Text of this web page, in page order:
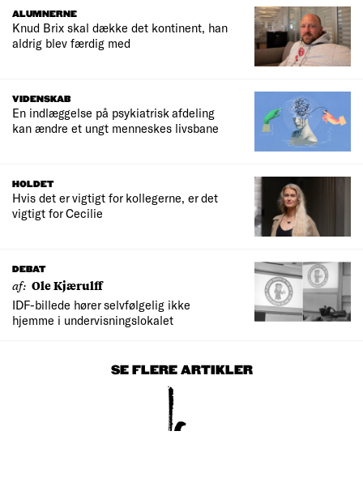
ALUMNERNE
Knud Brix skal dække det kontinent, han
aldrig blev færdig med
VIDENSKAB
En indlæggelse på psykiatrisk afdeling
kan ændre et ungt menneskes livsbane
HOLDET
Hvis det er vigtigt for kollegerne, er det
vigtigt for Cecilie
DEBAT
af: Ole Kjærulff
IDF-billede hører selvfølgelig ikke
hjemme i undervisningslokalet
SE FLERE ARTIKLER